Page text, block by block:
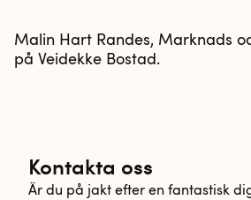
Malin Hart Randes, Marknads
på Veidekke Bostad.
Kontakta oss
Är du på jakt efter en fantastisk